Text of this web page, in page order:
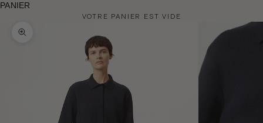
PANIER
VOTRE PANIER EST VIDE
Zoomer sur l'image